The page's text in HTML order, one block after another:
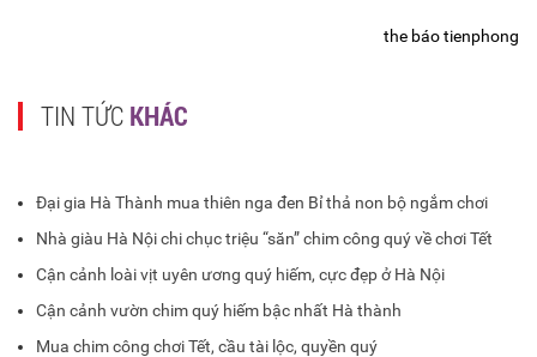
the báo tienphong
TIN TỨC KHÁC
Đại gia Hà Thành mua thiên nga đen Bỉ thả non bộ ngắm chơi
Nhà giàu Hà Nội chi chục triệu “săn” chim công quý về chơi Tết
Cận cảnh loài vịt uyên ương quý hiếm, cực đẹp ở Hà Nội
Cận cảnh vườn chim quý hiếm bậc nhất Hà thành
Mua chim công chơi Tết, cầu tài lộc, quyền quý